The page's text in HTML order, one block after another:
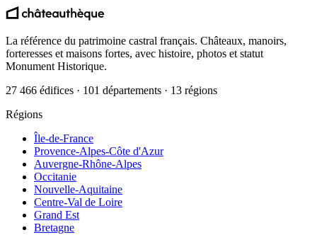
La référence du patrimoine castral français. Châteaux, manoirs,
forteresses et maisons fortes, avec histoire, photos et statut
Monument Historique.
27 466 édifices · 101 départements · 13 régions
Régions
Île-de-France
Provence-Alpes-Côte d'Azur
Auvergne-Rhône-Alpes
Occitanie
Nouvelle-Aquitaine
Centre-Val de Loire
Grand Est
Bretagne